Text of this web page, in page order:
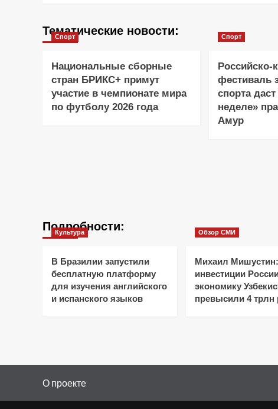
Тематические новости:
Спорт
Национальные сборные
стран БРИКС+ примут
участие в чемпионате мира
по футболу 2026 года
Спорт
Российско-
фестиваль
спорта
неделе»
Амур
Подробности:
Культура
В Бразилии запустили
бесплатную платформу
для изучения английского
и испанского языков
Обзор СМИ
Михаил Мишустин:
инвестиции
экономику
превысили 4 трлн
О проекте